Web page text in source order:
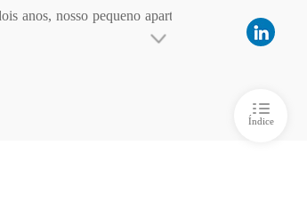
anos, nosso pequeno apart
Índice